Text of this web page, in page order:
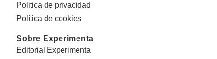
Politica de privacidad
Política de cookies
Sobre Experimenta
Editorial Experimenta